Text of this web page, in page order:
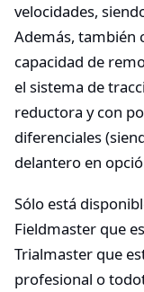
velocidades,
Además, también
capacidad de
el sistema de
reductora y con
diferenciales
delantero en
Sólo está
Fieldmaster que
Trialmaster que
profesional o